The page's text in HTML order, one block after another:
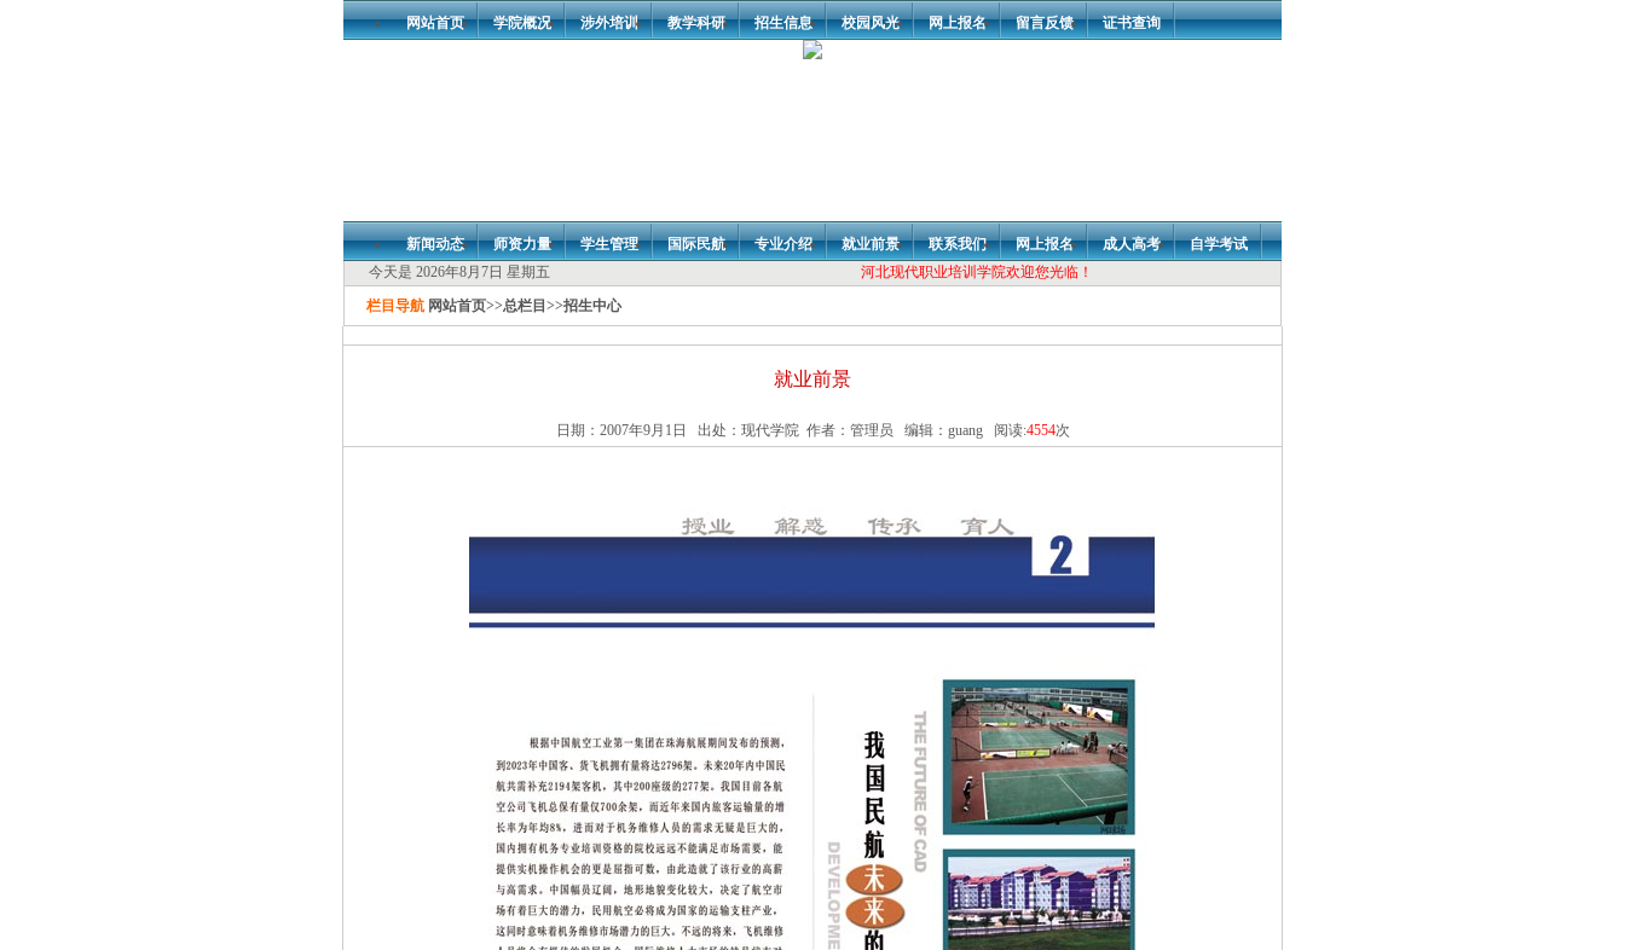
网站首页 学院概况 涉外培训 教学科研 招生信息 校园风光 网上报名 留言反馈 证书查询
新闻动态 师资力量 学生管理 国际民航 专业介绍 就业前景 联系我们 网上报名 成人高考
自学考试
今天是 2026年8月7日 星期五
河北现代职业培训学院欢迎您光临！
栏目导航 网站首页>>总栏目 >>招生中心
就业前景
日期：2007年9月1日 出处：现代学院 作者：管理员 编辑：guang 阅读:4554次